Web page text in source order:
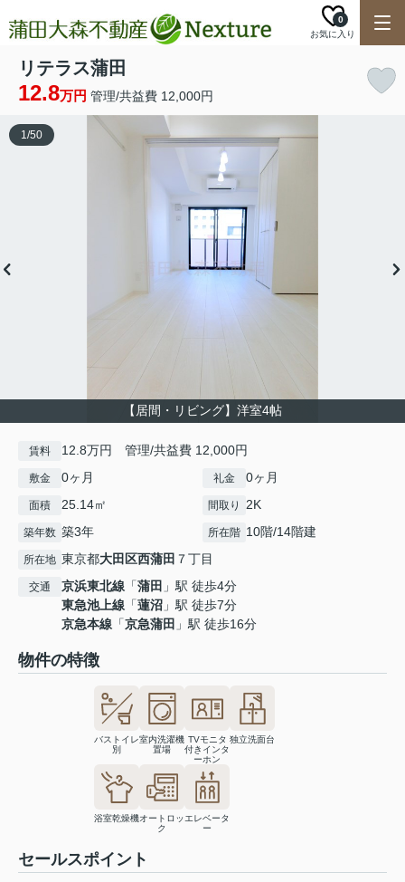
お気に入り
0
リテラス蒲田
12.8万円 管理/共益費 12,000円
【居間・リビング】洋室4帖
1/50
賃料 12.8万円 管理/共益費 12,000円
敷金 0ヶ月 礼金 0ヶ月
面積 25.14㎡ 間取り 2K
築年数 築3年 所在階 10階/14階建
所在地 東京都大田区西蒲田 ７丁目
交通 京浜東北線 「蒲田 」駅 徒歩4分
東急池上線 「蓮沼 」駅 徒歩7分
京急本線 「京急蒲田 」駅 徒歩16分
物件の特徴
バストイレ
別
室内洗濯機
置場
TVモニタ
付きインタ
ーホン
独立洗面台
浴室乾燥機オートロッ
ク
エレベータ
ー
セールスポイント